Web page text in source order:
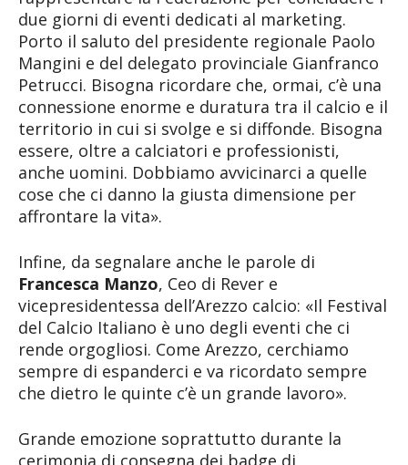
due giorni di eventi dedicati al marketing.
Porto il saluto del presidente regionale Paolo
Mangini e del delegato provinciale Gianfranco
Petrucci. Bisogna ricordare che, ormai, c’è una
connessione enorme e duratura tra il calcio e il
territorio in cui si svolge e si diffonde. Bisogna
essere, oltre a calciatori e professionisti,
anche uomini. Dobbiamo avvicinarci a quelle
cose che ci danno la giusta dimensione per
affrontare la vita».
Infine, da segnalare anche le parole di
Francesca Manzo, Ceo di Rever e
vicepresidentessa dell’Arezzo calcio: «Il Festival
del Calcio Italiano è uno degli eventi che ci
rende orgogliosi. Come Arezzo, cerchiamo
sempre di espanderci e va ricordato sempre
che dietro le quinte c’è un grande lavoro».
Grande emozione soprattutto durante la
cerimonia di consegna dei badge di